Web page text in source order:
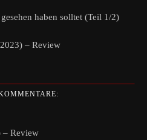
haben solltet (Teil 1/2)
– Review
– Review